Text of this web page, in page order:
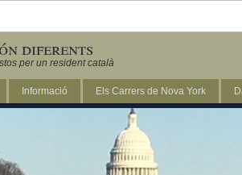
diferents
per un resident català
Informació Els Carrers de Nova York